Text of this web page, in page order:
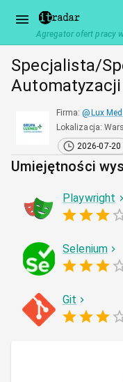
Agregator ofert pracy
Specjalista/
Firma: @ Lux Med
Lokalizacja:
2026-07-20
Umiejętności
Playwright
Selenium
Git